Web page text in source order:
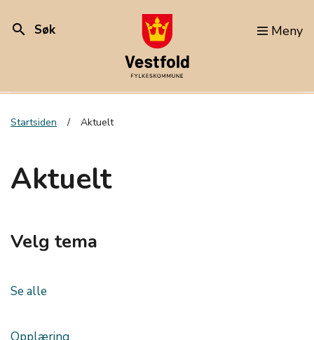
search Søk Meny
Startsiden Aktuelt
Aktuelt
Velg tema
Se alle